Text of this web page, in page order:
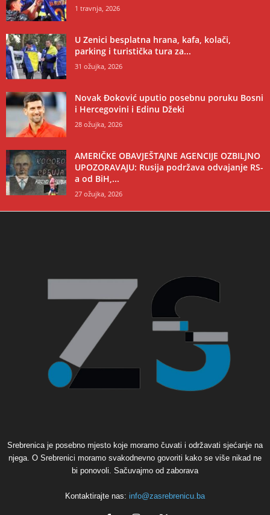
1 travnja, 2026
U Zenici besplatna hrana, kafa, kolači,
parking i turistička tura za...
31 ožujka, 2026
Novak Đoković uputio posebnu poruku Bosni
i Hercegovini i Edinu Džeki
28 ožujka, 2026
AMERIČKE OBAVJEŠTAJNE AGENCIJE OZBILJNO
UPOZORAVAJU: Rusija podržava odvajanje RS-
a od BiH,...
27 ožujka, 2026
Srebrenica je posebno mjesto koje moramo čuvati i održavati sjećanje na
njega. O Srebrenici moramo svakodnevno govoriti kako se više nikad ne
bi ponovoli. Sačuvajmo od zaborava
Kontaktirajte nas: info@zasrebrenicu.ba